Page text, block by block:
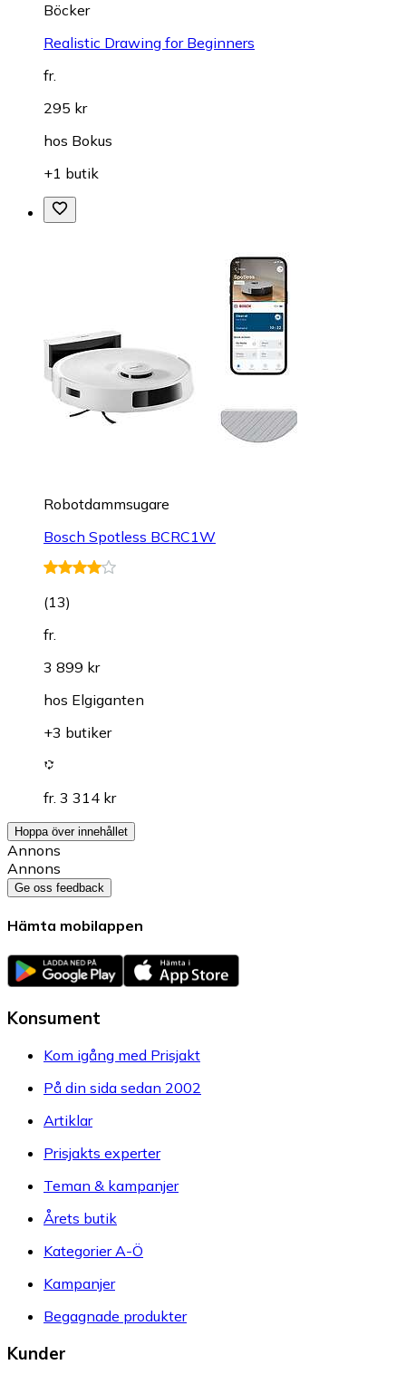
Böcker
Realistic Drawing for Beginners
fr.
295 kr
hos Bokus
+1 butik
Robotdammsugare
Bosch Spotless BCRC1W
(13)
fr.
3 899 kr
hos Elgiganten
+3 butiker
fr. 3 314 kr
Hoppa över innehållet
Annons
Annons
Ge oss feedback
Hämta mobilappen
Konsument
Kom igång med Prisjakt
På din sida sedan 2002
Artiklar
Prisjakts experter
Teman & kampanjer
Årets butik
Kategorier A-Ö
Kampanjer
Begagnade produkter
Kunder